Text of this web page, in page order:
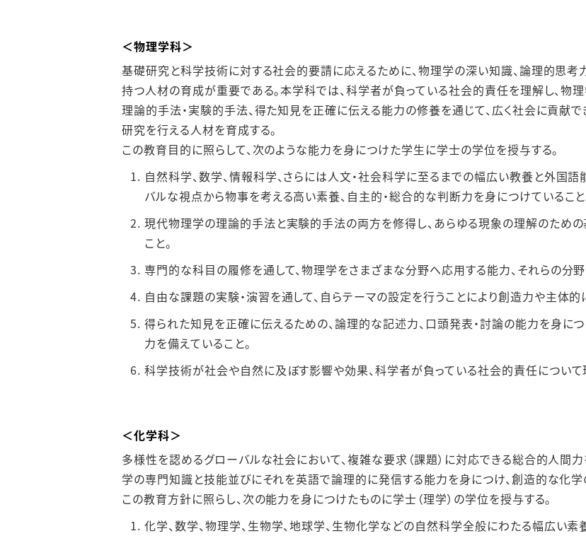
＜物理学科＞
基礎研究と科学技術に対する社会的要請に応えるために、物理学の深い知識、論理的思
持つ⼈材の育成が重要である。本学科では、科学者が負っている社会的責任を理解し、物
理論的⼿法・実験的⼿法、得た知⾒を正確に伝える能⼒の修養を通じて、広く社会に貢献
研究を⾏える⼈材を育成する。
この教育⽬的に照らして、次のような能⼒を⾝につけた学⽣に学⼠の学位を授与する。
⾃然科学、数学、情報科学、さらには⼈⽂・社会科学に⾄るまでの幅広い教養と外国
バルな視点から物事を考える⾼い素養、⾃主的・総合的な判断⼒を⾝につけていること
現代物理学の理論的⼿法と実験的⼿法の両⽅を修得し、あらゆる現象の理解のため
こと。
専⾨的な科⽬の履修を通して、物理学をさまざまな分野へ応⽤する能⼒、それらの分
⾃由な課題の実験・演習を通して、⾃らテーマの設定を⾏うことにより創造⼒や主体
得られた知⾒を正確に伝えるための、論理的な記述⼒、⼝頭発表・討論の能⼒を⾝に
⼒を備えていること。
科学技術が社会や⾃然に及ぼす影響や効果、科学者が負っている社会的責任について
＜化学科＞
多様性を認めるグローバルな社会において、複雑な要求（課題）に対応できる総合的⼈間
学の専⾨知識と技能並びにそれを英語で論理的に発信する能⼒を⾝につけ、創造的な化学
この教育⽅針に照らし、次の能⼒を⾝につけたものに学⼠（理学）の学位を授与する。
化学、数学、物理学、⽣物学、地球学、⽣物化学などの⾃然科学全般にわたる幅広い素